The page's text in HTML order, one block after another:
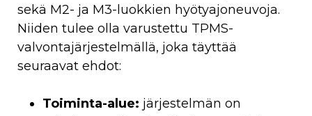
sekä M2- ja M3-luokkien hyötyajoneuvoja.
Niiden tulee olla varustettu TPMS-
valvontajärjestelmällä, joka täyttää
seuraavat ehdot:
Toiminta-alue: järjestelmän on